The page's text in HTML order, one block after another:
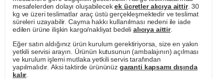
mesafelerden dolayı oluşabilecekek ücretler alıcıya aittir. 30
kg ve üzeri teslimatlar araç üstü gerçekleşmektedir ve teslimat
süreleri uzayabilir. Cayma hakkı kullanılması nedeni ile iade
edilen ürüne ilişkin kargo/nakliyat bedeli alıcıya aittir.
Eğer satın aldığınız ürün kurulum gerektiriyorsa, size en yakın
yetkili servisi arayın. Ürünün kutusunun (ambalajının) açılması
ve kurulum işlemi mutlaka yetkili servis tarafından
yapılmalıdır. Aksi taktirde ürününüz garanti kapsamı dışında
kalır.